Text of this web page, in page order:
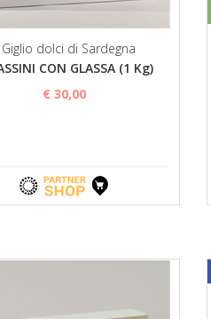
Giglio dolci di Sardegna
CON GLASSA (1 Kg)
€ 30,00